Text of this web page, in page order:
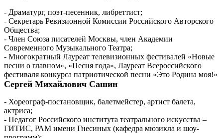
- Драматург, поэт-песенник, либреттист;
- Секретарь Ревизионной Комиссии Российского Авторского
Общества;
- Член Союза писателей Москвы, член Академии
Современного Музыкального Театра;
- Многократный Лауреат телевизионных фестивалей «Новые
песни о главном», «Песня года», Лауреат Всероссийского
фестиваля конкурса патриотической песни «Это Родина моя!»
Сергей Михайлович Сашин
- Хореограф-постановщик, балетмейстер, артист балета,
актриса;
- Педагог Российского института театрального искусства –
ГИТИС, РАМ имени Гнесиных (кафедра мюзикла и шоу-